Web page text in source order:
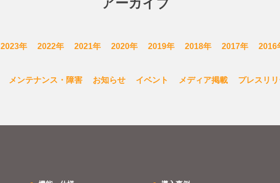
アーカイブ
2023年 2022年 2021年 2020年 2019年 2018年 2017年 2016
メンテナンス・障害 お知らせ イベント メディア掲載 プレスリ